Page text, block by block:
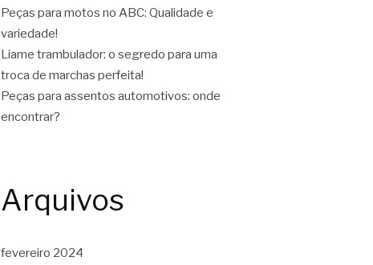
Peças para motos no ABC: Qualidade e
variedade!
Liame trambulador: o segredo para uma
troca de marchas perfeita!
Peças para assentos automotivos: onde
encontrar?
Arquivos
fevereiro 2024